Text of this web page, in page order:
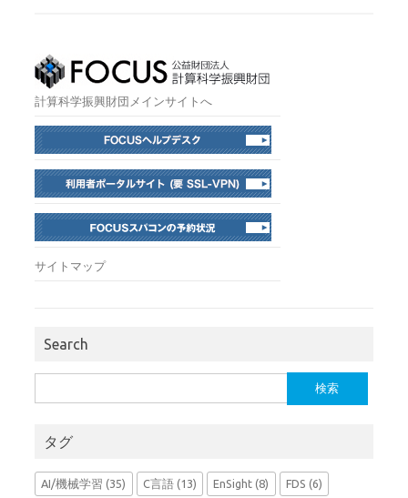
計算科学振興財団メインサイトへ
サイトマップ
Search
索:
タグ
AI/機械学習 (35) C言語(13) EnSight (8) FDS (6)